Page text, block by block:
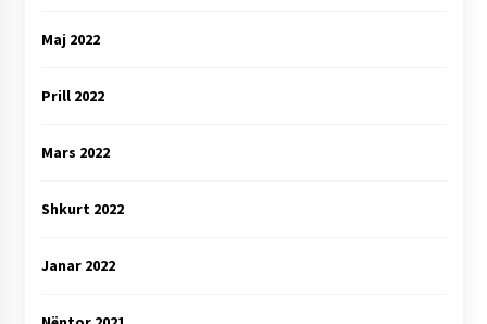
Maj 2022
Prill 2022
Mars 2022
Shkurt 2022
Janar 2022